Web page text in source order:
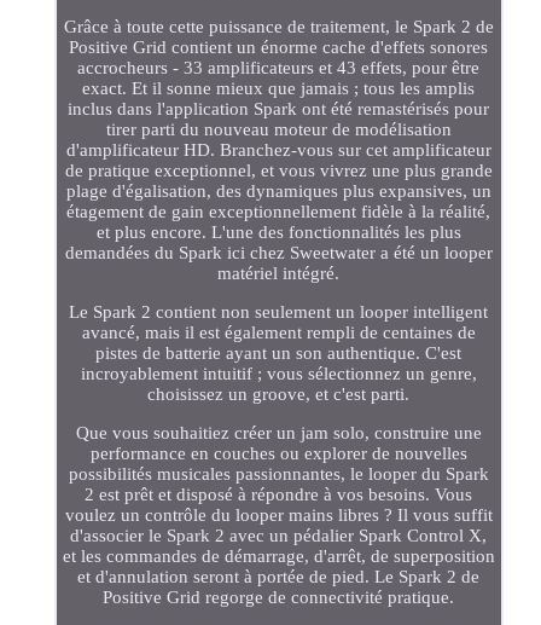
Grâce à toute cette puissance de traitement, le Spark 2 de
Positive Grid contient un énorme cache d'effets sonores
accrocheurs - 33 amplificateurs et 43 effets, pour être
exact. Et il sonne mieux que jamais ; tous les amplis
inclus dans l'application Spark ont été remastérisés pour
tirer parti du nouveau moteur de modélisation
d'amplificateur HD. Branchez-vous sur cet amplificateur
de pratique exceptionnel, et vous vivrez une plus grande
plage d'égalisation, des dynamiques plus expansives, un
étagement de gain exceptionnellement fidèle à la réalité,
et plus encore. L'une des fonctionnalités les plus
demandées du Spark ici chez Sweetwater a été un looper
matériel intégré.
Le Spark 2 contient non seulement un looper intelligent
avancé, mais il est également rempli de centaines de
pistes de batterie ayant un son authentique. C'est
incroyablement intuitif ; vous sélectionnez un genre,
choisissez un groove, et c'est parti.
Que vous souhaitiez créer un jam solo, construire une
performance en couches ou explorer de nouvelles
possibilités musicales passionnantes, le looper du Spark
2 est prêt et disposé à répondre à vos besoins. Vous
voulez un contrôle du looper mains libres ? Il vous suffit
d'associer le Spark 2 avec un pédalier Spark Control X,
et les commandes de démarrage, d'arrêt, de superposition
et d'annulation seront à portée de pied. Le Spark 2 de
Positive Grid regorge de connectivité pratique.